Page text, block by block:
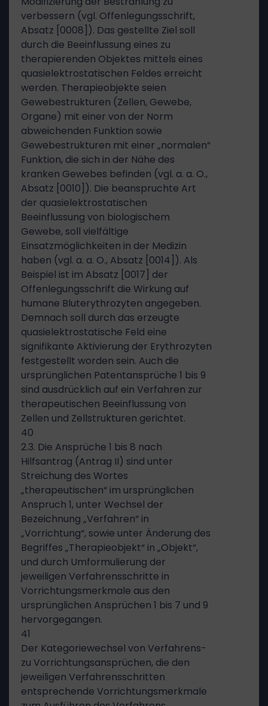
verbessern (vgl. Offenlegungsschrift,
Absatz [0008]). Das gestellte Ziel soll
durch die Beeinflussung eines zu
therapierenden Objektes mittels eines
quasielektrostatischen Feldes erreicht
werden. Therapieobjekte seien
Gewebestrukturen (Zellen, Gewebe,
Organe) mit einer von der Norm
abweichenden Funktion sowie
Gewebestrukturen mit einer „normalen“
Funktion, die sich in der Nähe des
kranken Gewebes befinden (vgl. a. a. O.,
Absatz [0010]). Die beanspruchte Art
der quasielektrostatischen
Beeinflussung von biologischem
Gewebe, soll vielfältige
Einsatzmöglichkeiten in der Medizin
haben (vgl. a. a. O., Absatz [0014]). Als
Beispiel ist im Absatz [0017] der
Offenlegungsschrift die Wirkung auf
humane Bluterythrozyten angegeben.
Demnach soll durch das erzeugte
quasielektrostatische Feld eine
signifikante Aktivierung der Erythrozyten
festgestellt worden sein. Auch die
ursprünglichen Patentansprüche 1 bis 9
sind ausdrücklich auf ein Verfahren zur
therapeutischen Beeinflussung von
Zellen und Zellstrukturen gerichtet.
40
2.3. Die Ansprüche 1 bis 8 nach
Hilfsantrag (Antrag II) sind unter
Streichung des Wortes
„therapeutischen“ im ursprünglichen
Anspruch 1, unter Wechsel der
Bezeichnung „Verfahren“ in
„Vorrichtung“, sowie unter Änderung des
Begriffes „Therapieobjekt“ in „Objekt“,
und durch Umformulierung der
jeweiligen Verfahrensschritte in
Vorrichtungsmerkmale aus den
ursprünglichen Ansprüchen 1 bis 7 und 9
hervorgegangen.
41
Der Kategoriewechsel von Verfahrens-
zu Vorrichtungsansprüchen, die den
jeweiligen Verfahrensschritten
entsprechende Vorrichtungsmerkmale